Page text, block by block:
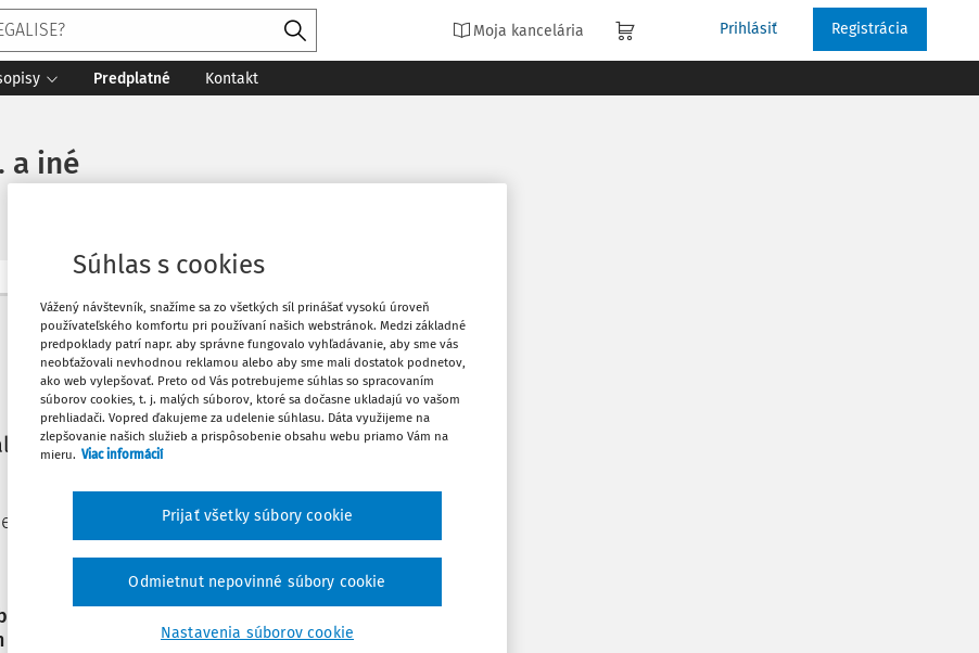
Moja kancelária Prihlásiť Registrácia
Predplatné Kontakt
a iné
Máte predplatné? Prihláste sa
len začiatok...
dostupný predplatiteľom
a získajte prístup na 10
Vytlačiť
Obľúbené
Stiahnuť
Súhlas s cookies
Vážený návštevník, snažíme sa zo všetkých síl prinášať vysokú úroveň
používateľského komfortu pri používaní našich webstránok. Medzi základné
predpoklady patrí napr. aby správne fungovalo vyhľadávanie, aby sme vás
neobťažovali nevhodnou reklamou alebo aby sme mali dostatok podnetov,
ako web vylepšovať. Preto od Vás potrebujeme súhlas so spracovaním
súborov cookies, t. j. malých súborov, ktoré sa dočasne ukladajú vo vašom
prehliadači. Vopred ďakujeme za udelenie súhlasu. Dáta využijeme na
zlepšovanie našich služieb a prispôsobenie obsahu webu priamo Vám na
mieru. Viac informácií
Nastavenia súborov cookie
Odmietnut nepovinné súbory cookie
Prijať všetky súbory cookie